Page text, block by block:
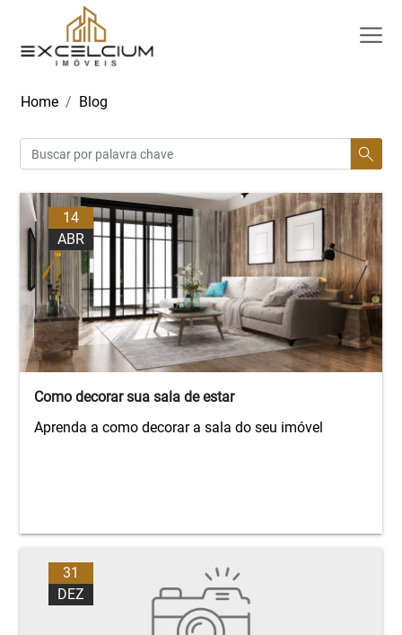
Home Blog
14
ABR
Como decorar sua sala de estar
Aprenda a como decorar a sala do seu imóvel
31
DEZ